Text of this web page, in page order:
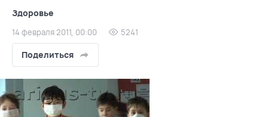
Здоровье
14 февраля 2011, 00:00 5241
Поделиться